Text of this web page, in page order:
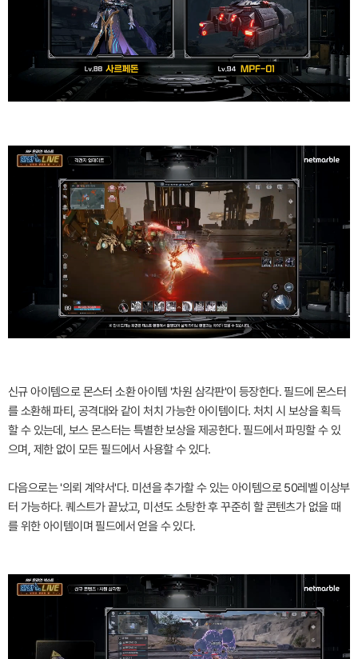
신규 아이템으로 몬스터 소환 아이템 '차원 삼각판'이 등장한다. 필드에 몬스터
를 소환해 파티, 공격대와 같이 처치 가능한 아이템이다. 처치 시 보상을 획득
할 수 있는데, 보스 몬스터는 특별한 보상을 제공한다. 필드에서 파밍할 수 있
으며, 제한 없이 모든 필드에서 사용할 수 있다.
다음으로는 '의뢰 계약서'다. 미션을 추가할 수 있는 아이템으로 50레벨 이상부
터 가능하다. 퀘스트가 끝났고, 미션도 소탕한 후 꾸준히 할 콘텐츠가 없을 때
를 위한 아이템이며 필드에서 얻을 수 있다.